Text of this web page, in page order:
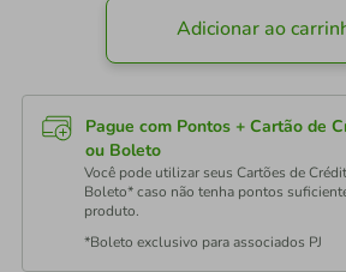
Adicionar ao
Pague com Pontos + Cartão de
ou Boleto
Você pode utilizar seus Cartões de
Boleto* caso não tenha pontos
produto.
*Boleto exclusivo para associados PJ